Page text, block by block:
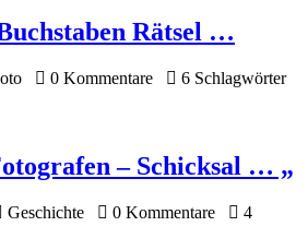
Rätsel …
0 Kommentare
6 Schlagwörter
– Schicksal … „
Geschichte 0 Kommentare
4